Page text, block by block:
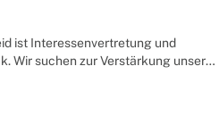
ist Interessenvertretung und
Wir suchen zur Verstärkung unseres